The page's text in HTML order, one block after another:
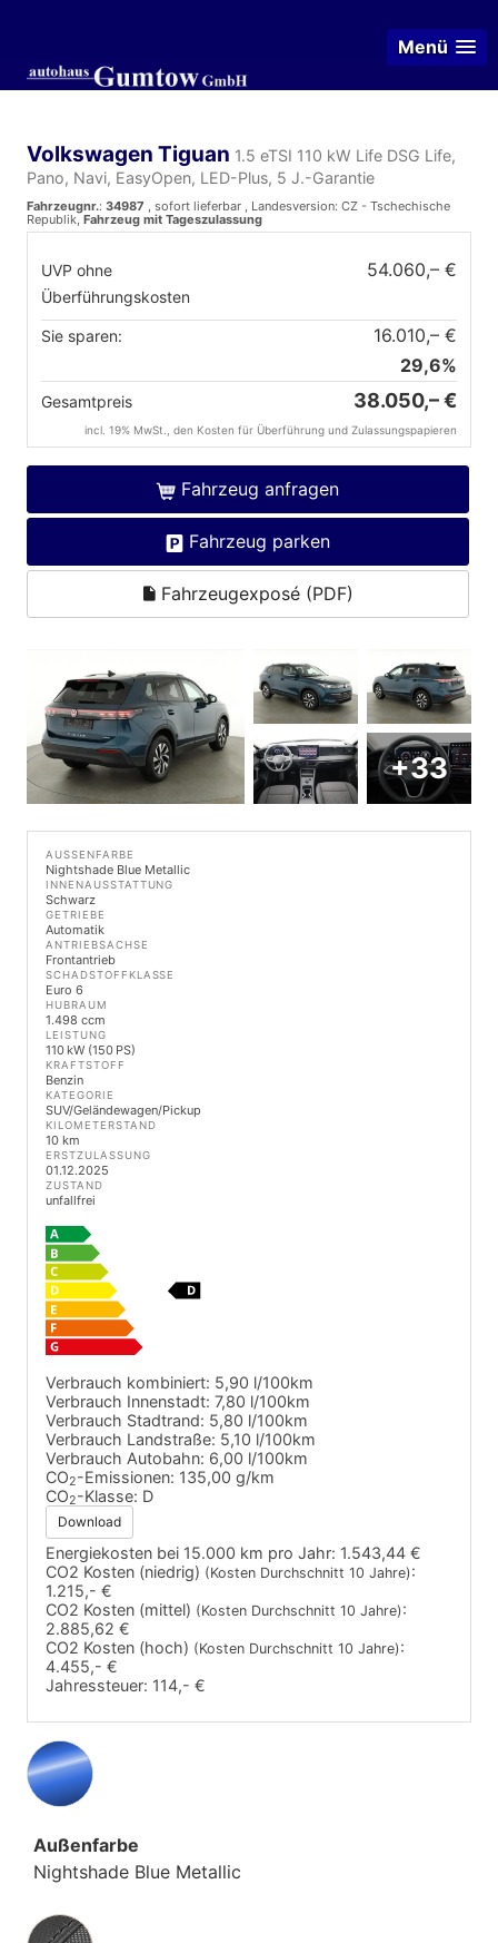
Menü
Volkswagen Tiguan 1.5 eTSI 110 kW Life DSG Life,
Pano, Navi, EasyOpen, LED-Plus, 5 J.-Garantie
Fahrzeugnr.: 34987 , sofort lieferbar , Landesversion: CZ - Tschechische
Republik, Fahrzeug mit Tageszulassung
UVP ohne
Überführungskosten
54.060,– €
Sie sparen:
16.010,– €
29,6%
Gesamtpreis 38.050,– €
incl. 19% MwSt., den Kosten für Überführung und Zulassungspapieren
Fahrzeug anfragen
Fahrzeug parken
Fahrzeugexposé (PDF)
+33
AUSSENFARBE
Nightshade Blue Metallic
INNENAUSSTATTUNG
Schwarz
GETRIEBE
Automatik
ANTRIEBSACHSE
Frontantrieb
SCHADSTOFFKLASSE
Euro 6
HUBRAUM
1.498 ccm
LEISTUNG
110 kW (150 PS)
KRAFTSTOFF
Benzin
KATEGORIE
SUV/Geländewagen/Pickup
KILOMETERSTAND
10 km
ERSTZULASSUNG
01.12.2025
ZUSTAND
unfallfrei
Verbrauch kombiniert: 5,90 l/100km
Verbrauch Innenstadt: 7,80 l/100km
Verbrauch Stadtrand: 5,80 l/100km
Verbrauch Landstraße: 5,10 l/100km
Verbrauch Autobahn: 6,00 l/100km
CO2-Emissionen: 135,00 g/km
CO2-Klasse: D
Download
Energiekosten bei 15.000 km pro Jahr: 1.543,44 €
CO2 Kosten (niedrig) (Kosten Durchschnitt 10 Jahre):
1.215,- €
CO2 Kosten (mittel) (Kosten Durchschnitt 10 Jahre):
2.885,62 €
CO2 Kosten (hoch) (Kosten Durchschnitt 10 Jahre):
4.455,- €
Jahressteuer: 114,- €
Außenfarbe
Nightshade Blue Metallic
Innenausstattung